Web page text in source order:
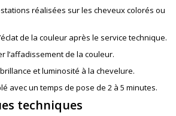
réalisées sur les cheveux colorés ou
de la couleur après le service technique.
l’affadissement de la couleur.
et luminosité à la chevelure.
avec un temps de pose de 2 à 5 minutes.
techniques